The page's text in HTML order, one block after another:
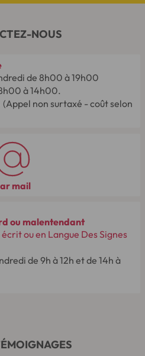
NOUS
de 8h00 à 19h00
à 14h00.
(Appel non surtaxé - coût selon
mail
ou malentendant
ou en Langue Des Signes
de 9h à 12h et de 14h à